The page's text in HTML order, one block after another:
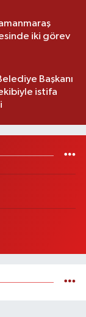
iki görev
Başkanı
istifa